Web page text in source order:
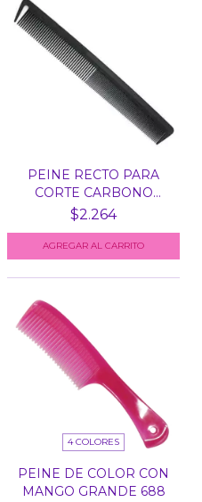
PEINE RECTO PARA
CORTE CARBONO
NEGRO ANT...
$2.264
4 COLORES
PEINE DE COLOR CON
MANGO GRANDE 688